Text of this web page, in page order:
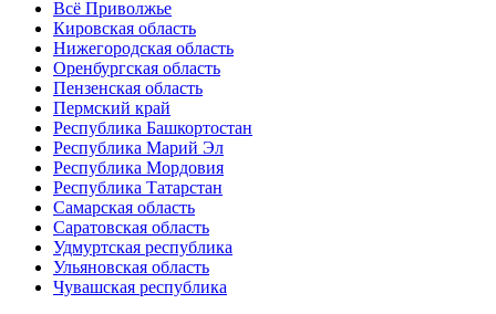
Всё Приволжье
Кировская область
Нижегородская область
Оренбургская область
Пензенская область
Пермский край
Республика Башкортостан
Республика Марий Эл
Республика Мордовия
Республика Татарстан
Самарская область
Саратовская область
Удмуртская республика
Ульяновская область
Чувашская республика